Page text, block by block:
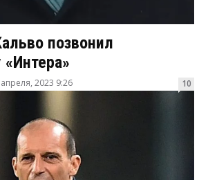
позвонил
«Интера»
2023 9:26 10